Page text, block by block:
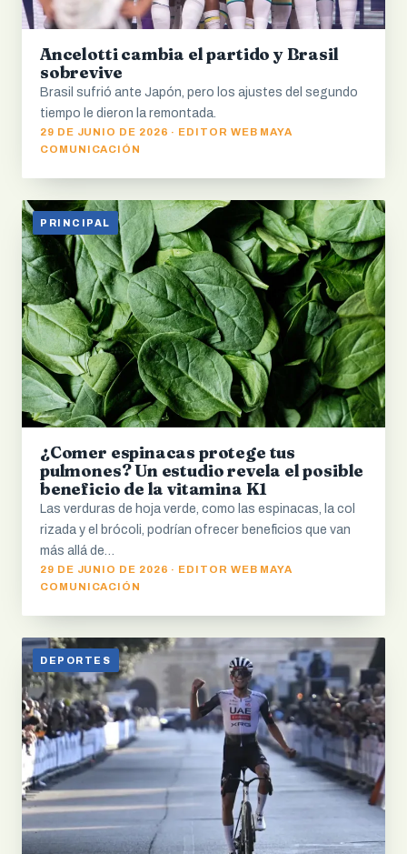
Ancelotti cambia el partido y Brasil
sobrevive
Brasil sufrió ante Japón, pero los ajustes del segundo
tiempo le dieron la remontada.
29 DE JUNIO DE 2026 · EDITOR WEB MAYA
COMUNICACIÓN
PRINCIPAL
¿Comer espinacas protege tus
pulmones? Un estudio revela el posible
beneficio de la vitamina K1
Las verduras de hoja verde, como las espinacas, la col
rizada y el brócoli, podrían ofrecer beneficios que van
más allá de…
29 DE JUNIO DE 2026 · EDITOR WEB MAYA
COMUNICACIÓN
DEPORTES